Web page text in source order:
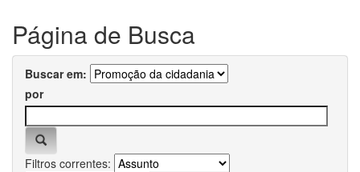
Página de Busca
Buscar em:
por
Filtros correntes: